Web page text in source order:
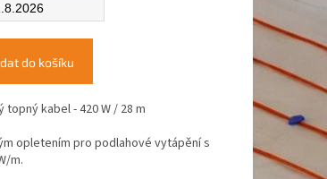
do košíku
topný kabel - 420 W / 28 m
opletením pro podlahové vytápění s
m.